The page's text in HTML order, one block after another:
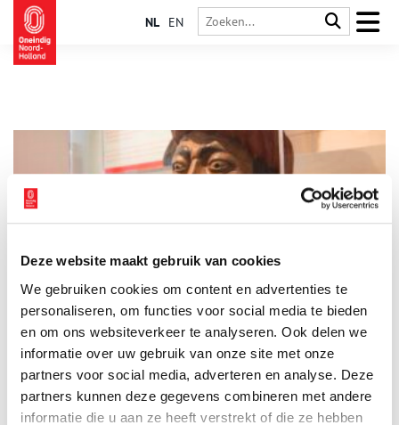
Deze website maakt gebruik van cookies
We gebruiken cookies om content en advertenties te
personaliseren, om functies voor social media te bieden
en om ons websiteverkeer te analyseren. Ook delen we
informatie over uw gebruik van onze site met onze
partners voor social media, adverteren en analyse. Deze
partners kunnen deze gegevens combineren met andere
informatie die u aan ze heeft verstrekt of die ze hebben
NL EN
land
Voor de grootste collectie apotheekgapers van ons land, kun je
nog tot eind oktober terecht in apotheek De Groote Gaper in
het buitenmuseum van het Enkhuizense Zuiderzeemuseum. Er
zijn maar liefst 25 houten koppen te bewonderen.